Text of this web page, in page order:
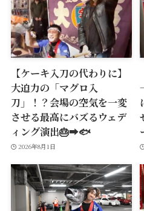
【ケーキ入刀の代わりに】
大迫力の「マグロ入
刀」！？会場の空気を一変
させる最高にバズるウェデ
ィング演出🎂➡️🐟
2026年8月1日